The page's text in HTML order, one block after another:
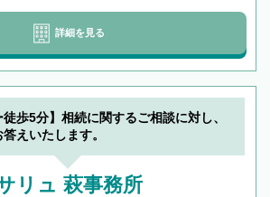
詳細を見る
徒歩5分】相続に関するご相談に対し、
えいたします。
リュ 萩事務所